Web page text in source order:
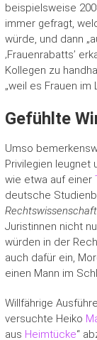
beispielsweise
immer gefragt,
würde, und dann
‚Frauenrabatts’
Kollegen zu
„weil es Frauen im
Gefühlte
Umso
Privilegien leugnet
wie etwa auf einer
deutsche
Rechtswissenschaft
Juristinnen nicht
würden in der
auch dafür ein,
einen Mann im
Willfährige
versuchte Heiko
aus Heimtücke“